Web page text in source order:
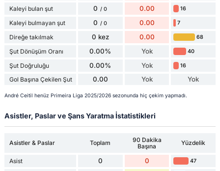
Kaleyi bulan şut 0 / 0 0.00 16
Kaleyi bulmayan şut 0 / 0 0.00 7
Direğe takılmak 0 kez 0.00 68
Şut Dönüşüm Oranı 0.00% Yok 40
Şut Doğruluğu 0.00% Yok 16
Gol Başına Çekilen Şut 0.00 Yok Yok
André Ceitil henüz Primeira Liga 2025/2026 sezonunda hiç çekim yapmadı.
Asistler, Paslar ve Şans Yaratma İstatistikleri
Asistler & Paslar Toplam
90 Dakika
Başına
Yüzdelik
Asist 0 0 47